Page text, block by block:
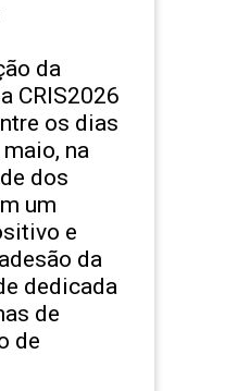
da
CRIS2026
os dias
na
dos
um
e
da
dedicada
de
de